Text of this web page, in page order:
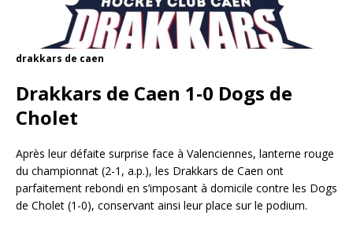
drakkars de caen
Drakkars de Caen 1-0 Dogs de
Cholet
Après leur défaite surprise face à Valenciennes, lanterne rouge
du championnat (2-1, a.p.), les Drakkars de Caen ont
parfaitement rebondi en s’imposant à domicile contre les Dogs
de Cholet (1-0), conservant ainsi leur place sur le podium.